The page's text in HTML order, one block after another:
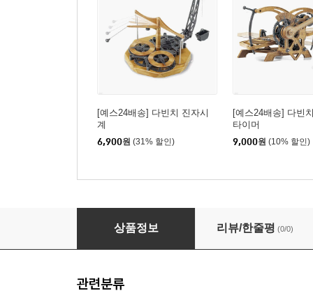
[예스24배송] 다빈치 진자시
계
6,900원 (31% 할인)
[예스24배송] 다빈
타이머
9,000원 (10% 할인)
[예스24배송] 다빈치 헬리콥터
상품정보 리뷰/한줄평 (0/0)
관련분류